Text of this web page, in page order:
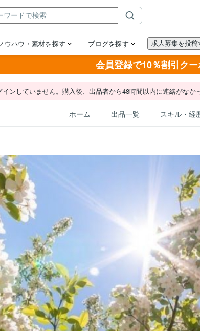
会員登録で10％割引クー
ンしていません。購入後、出品者から48時間以内に連絡がなか
ホーム 出品一覧 スキル・経